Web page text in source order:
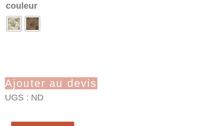
couleur
Ajouter au devis
UGS : ND